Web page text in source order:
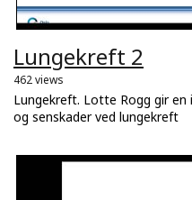
Lungekreft 2
462 views
Lungekreft. Lotte Rogg gir en
og senskader ved lungekreft